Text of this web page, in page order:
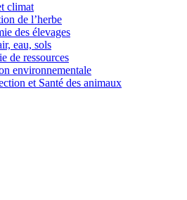
climat
de l’herbe
des élevages
eau, sols
de ressources
environnementale
et Santé des animaux